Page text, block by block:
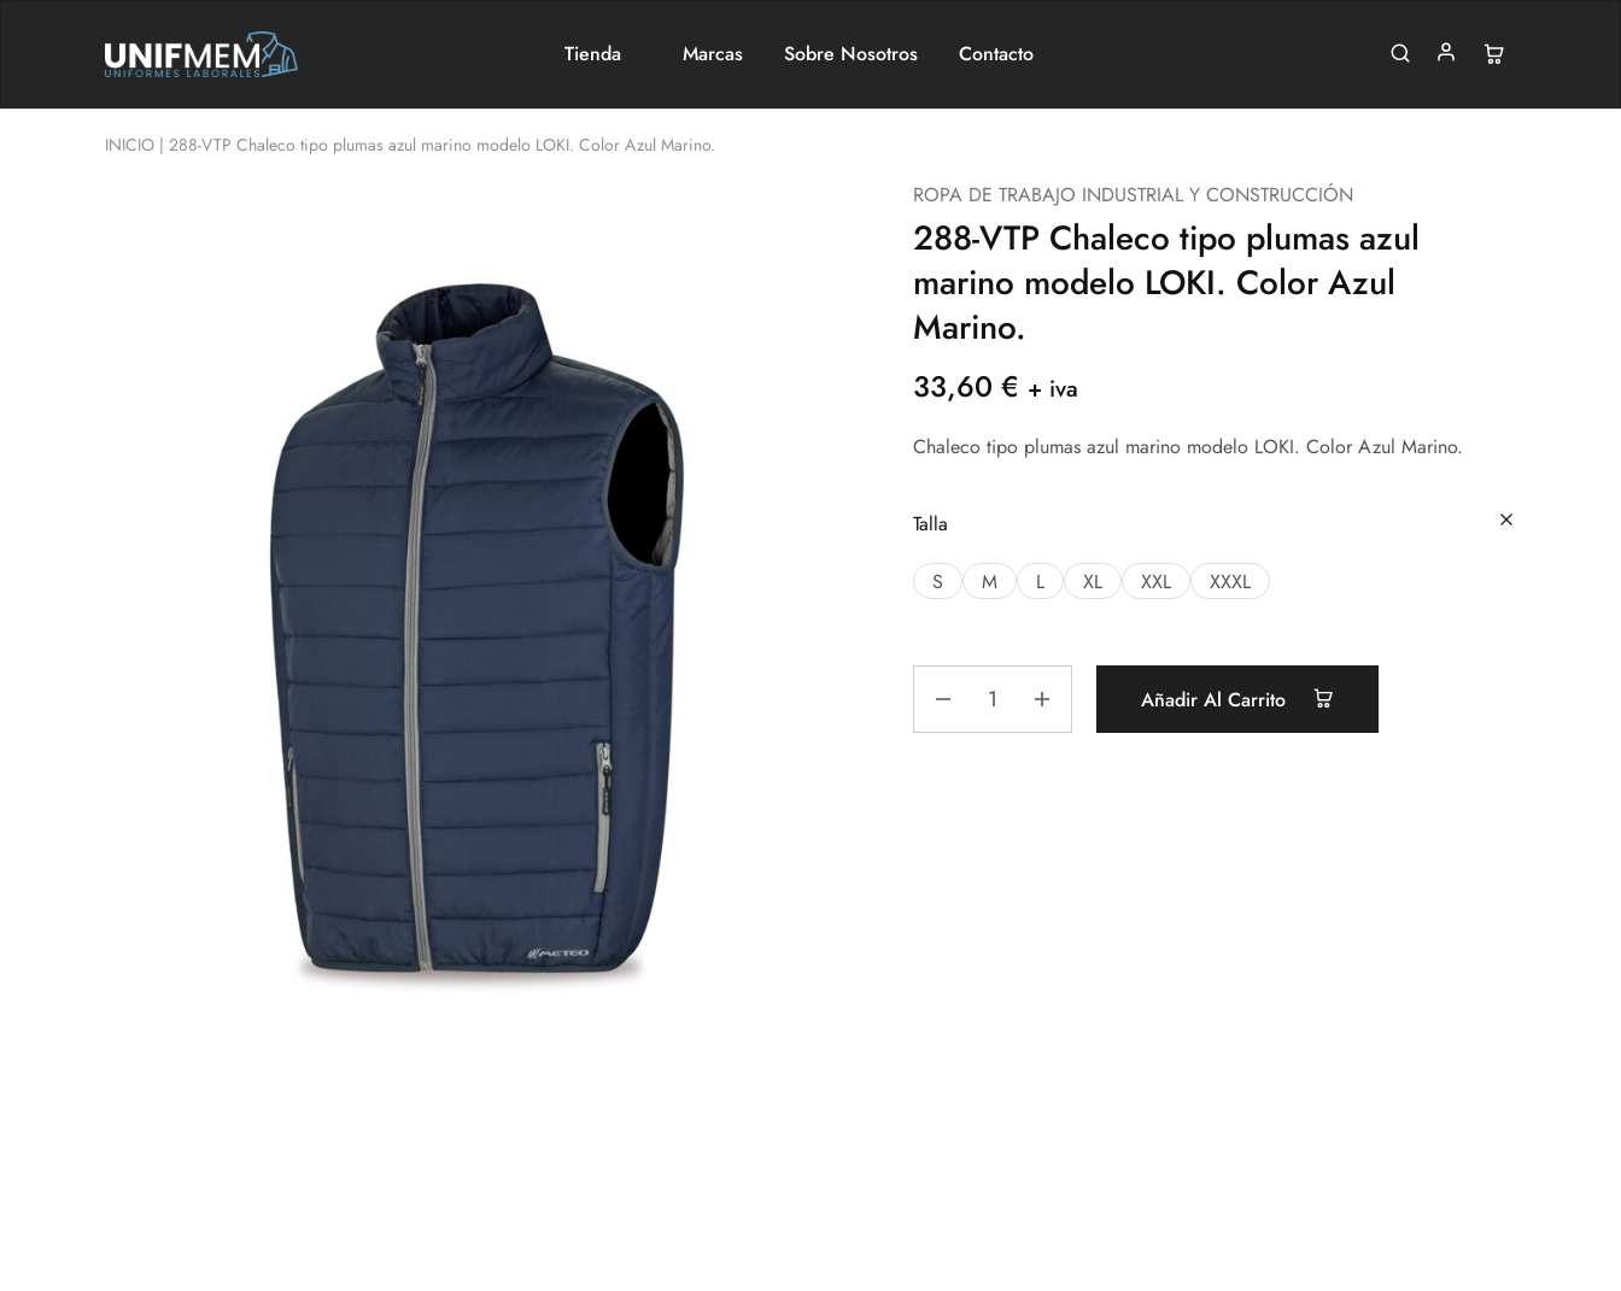
UNIFMEM
Tu
Tienda
Ropa
Laboral
Tienda Marcas Sobre Nosotros Contacto
INICIO | 288-VTP Chaleco tipo plumas azul marino modelo LOKI. Color Azul Marino.
ROPA DE TRABAJO INDUSTRIAL Y CONSTRUCCIÓN
288-VTP Chaleco tipo plumas azul
marino modelo LOKI. Color Azul
Marino.
33,60 € + iva
Chaleco tipo plumas azul marino modelo LOKI. Color Azul Marino.
Talla
S M L XL XXL XXXL
Añadir Al Carrito